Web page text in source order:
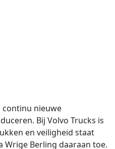
continu nieuwe
Bij Volvo Trucks is
en veiligheid staat
Wrige Berling daaraan toe.